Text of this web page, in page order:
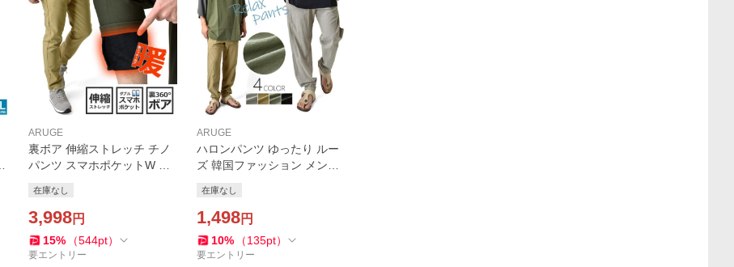
ARUGE
裏ボア 伸縮ストレッチ チノ
パンツ スマホポケットW シ
ーゴ 暖 防寒 保温 冬パンツ
セール 爆買
在庫なし
3,998円
15% （544pt）
要エントリー
ARUGE
ハロンパンツ ゆったり ルー
ズ 韓国ファッション メンズ
在庫なし
1,498円
10% （135pt）
要エントリー